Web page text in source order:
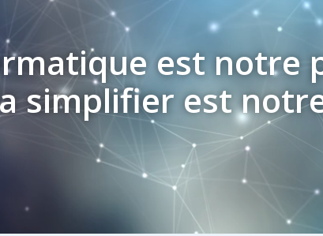
est notre
simplifier est